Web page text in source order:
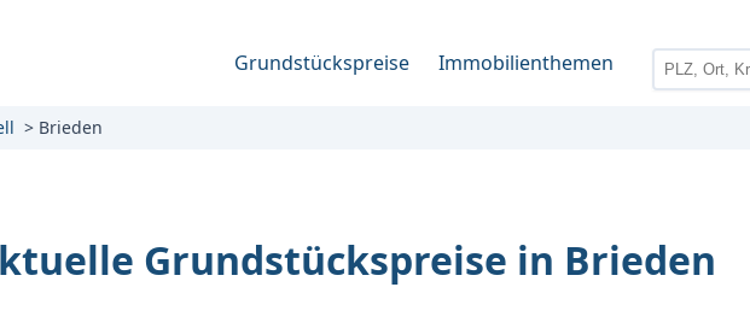
Grundstückspreise Immobilienthemen
Brieden
Grundstückspreise in Brieden